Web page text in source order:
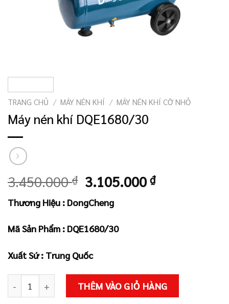
TRANG CHỦ / MÁY NÉN KHÍ / MÁY NÉN KHÍ CỠ NHỎ
Máy nén khí DQE1680/30
3.450.000₫ Giá
gốc
là:
3.450.000 ₫.
3.105.000₫Giá
Thương Hiệu : DongCheng
Mã Sản Phẩm : DQE1680/30
Xuất Sứ : Trung Quốc
Máy nén khí DQE1680/30 số lượng
THÊM VÀO GIỎ HÀNG